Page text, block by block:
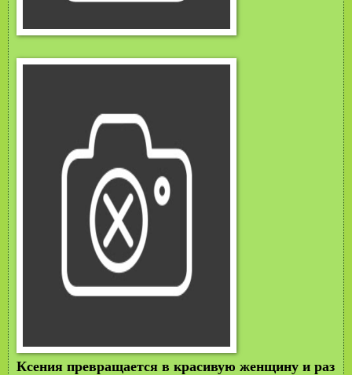
Ксения превращается в красивую женщину и раз